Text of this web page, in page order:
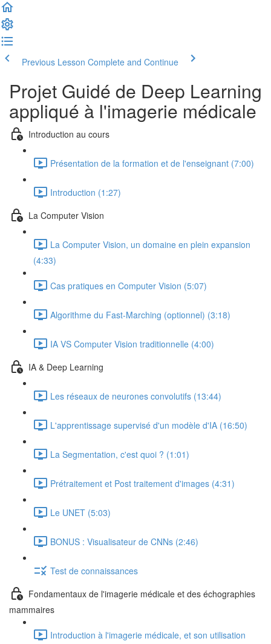
Previous Lesson Complete and Continue
Projet Guidé de Deep Learning
appliqué à l'imagerie médicale
Introduction au cours
Présentation de la formation et de l'enseignant (7:00)
Introduction (1:27)
La Computer Vision
La Computer Vision, un domaine en plein expansion
(4:33)
Cas pratiques en Computer Vision (5:07)
Algorithme du Fast-Marching (optionnel) (3:18)
IA VS Computer Vision traditionnelle (4:00)
IA & Deep Learning
Les réseaux de neurones convolutifs (13:44)
L'apprentissage supervisé d'un modèle d'IA (16:50)
La Segmentation, c'est quoi ? (1:01)
Prétraitement et Post traitement d'images (4:31)
Le UNET (5:03)
BONUS : Visualisateur de CNNs (2:46)
Test de connaissances
Fondamentaux de l'imagerie médicale et des échographies
mammaires
Introduction à l'imagerie médicale, et son utilisation